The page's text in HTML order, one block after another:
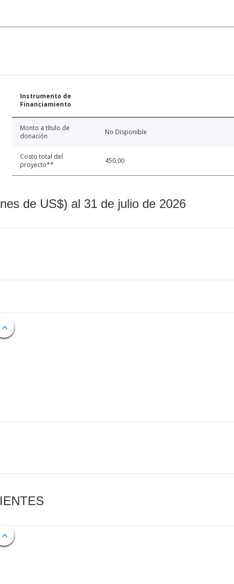
Instrumento de
Financiamiento
Monto a título de
donación
No Disponible
Costo total del
proyecto**
450.00
de US$) al 31 de julio de 2026